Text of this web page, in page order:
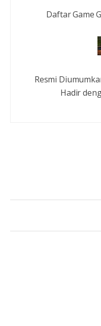
Daftar Game
Resmi
Hadir